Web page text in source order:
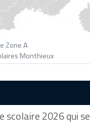
Zone A
Monthieux
scolaire 2026 qui se